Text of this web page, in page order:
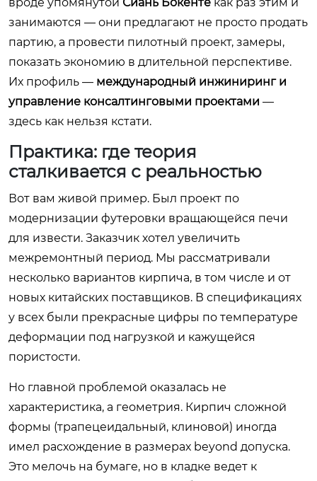
занимаются — они предлагают не просто продать
партию, а провести пилотный проект, замеры,
показать экономию в длительной перспективе.
Их профиль — международный инжиниринг и
управление консалтинговыми проектами —
здесь как нельзя кстати.
Практика: где теория
сталкивается с реальностью
Вот вам живой пример. Был проект по
модернизации футеровки вращающейся печи
для извести. Заказчик хотел увеличить
межремонтный период. Мы рассматривали
несколько вариантов кирпича, в том числе и от
новых китайских поставщиков. В спецификациях
у всех были прекрасные цифры по температуре
деформации под нагрузкой и кажущейся
пористости.
Но главной проблемой оказалась не
характеристика, а геометрия. Кирпич сложной
формы (трапецеидальный, клиновой) иногда
имел расхождение в размерах beyond допуска.
Это мелочь на бумаге, но в кладке ведет к